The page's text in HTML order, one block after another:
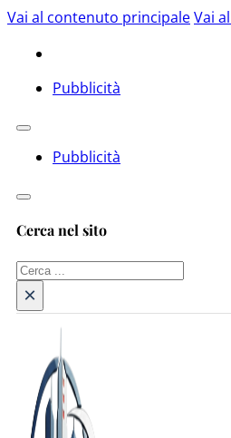
Vai al contenuto principaleVai
Pubblicità
Pubblicità
Cerca nel sito
Cerca
×